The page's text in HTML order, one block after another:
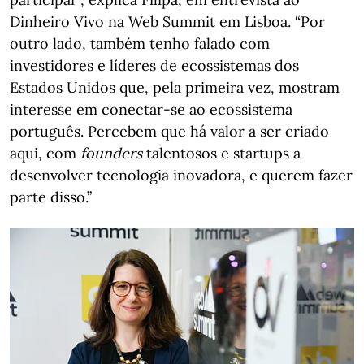
Dinheiro Vivo na Web Summit em Lisboa. “Por
outro lado, também tenho falado com
investidores e líderes de ecossistemas dos
Estados Unidos que, pela primeira vez, mostram
interesse em conectar-se ao ecossistema
português. Percebem que há valor a ser criado
aqui, com founderstalentosos e startups a
desenvolver tecnologia inovadora, e querem fazer
parte disso.”